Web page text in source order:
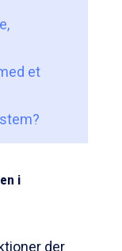
et
i
der